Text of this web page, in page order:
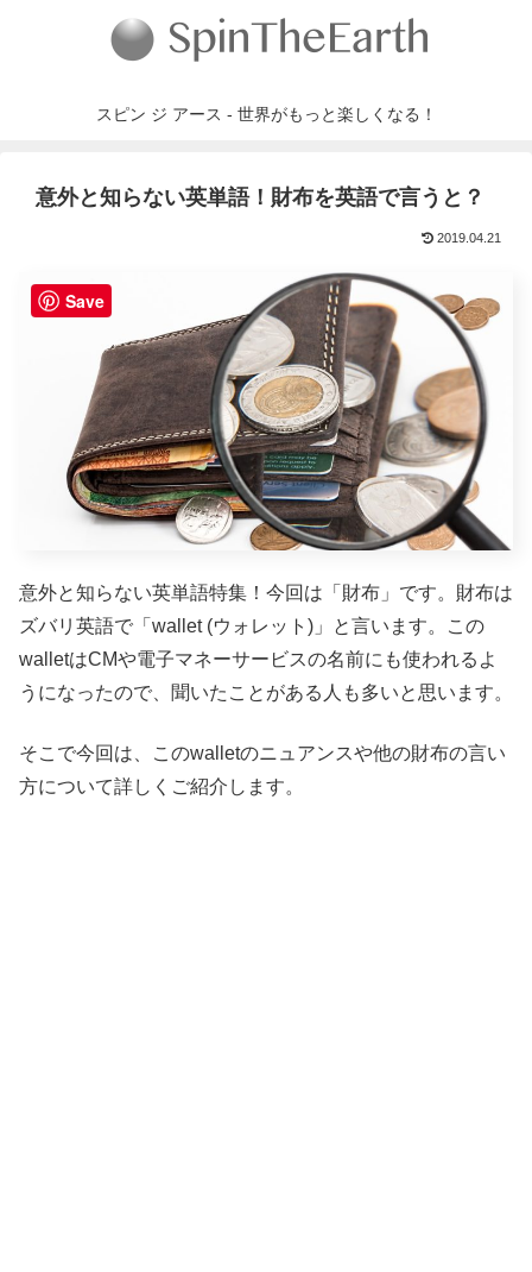
スピン ジ アース - 世界がもっと楽しくなる！
意外と知らない英単語！財布を英語で言うと？
2019.04.21
意外と知らない英単語特集！今回は「財布」です。財布は
ズバリ英語で「wallet (ウォレット)」と言います。この
walletはCMや電子マネーサービスの名前にも使われるよ
うになったので、聞いたことがある人も多いと思います。
そこで今回は、このwalletのニュアンスや他の財布の言い
方について詳しくご紹介します。
Save